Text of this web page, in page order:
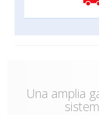
Una amplia